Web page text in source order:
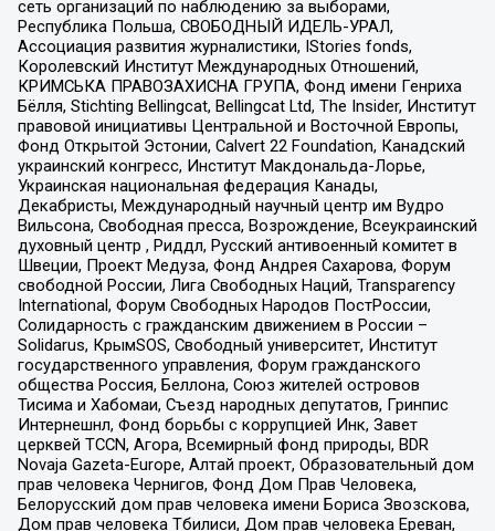
сеть организаций по наблюдению за выборами,
Республика Польша, СВОБОДНЫЙ ИДЕЛЬ-УРАЛ,
Ассоциация развития журналистики, IStories fonds,
Королевский Институт Международных Отношений,
КРИМСЬКА ПРАВОЗАХИСНА ГРУПА, Фонд имени Генриха
Бёлля, Stichting Bellingcat, Bellingcat Ltd, The Insider, Институт
правовой инициативы Центральной и Восточной Европы,
Фонд Открытой Эстонии, Calvert 22 Foundation, Канадский
украинский конгресс, Институт Макдональда-Лорье,
Украинская национальная федерация Канады,
Декабристы, Международный научный центр им Вудро
Вильсона, Свободная пресса, Возрождение, Всеукраинский
духовный центр , Риддл, Русский антивоенный комитет в
Швеции, Проект Медуза, Фонд Андрея Сахарова, Форум
свободной России, Лига Свободных Наций, Transparеncy
International, Форум Свободных Народов ПостРоссии,
Солидарность с гражданским движением в России –
Solidarus, КрымSOS, Свободный университет, Институт
государственного управления, Форум гражданского
общества Россия, Беллона, Союз жителей островов
Тисима и Хабомаи, Съезд народных депутатов, Гринпис
Интернешнл, Фонд борьбы с коррупцией Инк, Завет
церквей TCCN, Агора, Всемирный фонд природы, BDR
Novaja Gazeta-Europe, Алтай проект, Образовательный дом
прав человека Чернигов, Фонд Дом Прав Человека,
Белорусский дом прав человека имени Бориса Звозскова,
Дом прав человека Тбилиси, Дом прав человека Ереван,